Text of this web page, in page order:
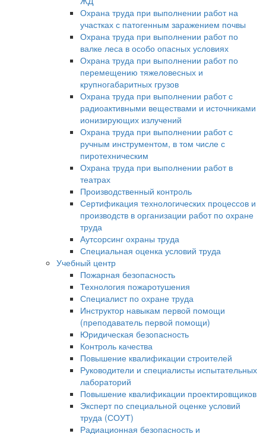
Охрана труда при выполнении работ на
участках с патогенным заражением почвы
Охрана труда при выполнении работ по
валке леса в особо опасных условиях
Охрана труда при выполнении работ по
перемещению тяжеловесных и
крупногабаритных грузов
Охрана труда при выполнении работ с
радиоактивными веществами и источниками
ионизирующих излучений
Охрана труда при выполнении работ с
ручным инструментом, в том числе с
пиротехническим
Охрана труда при выполнении работ в
театрах
Производственный контроль
Сертификация технологических процессов и
производств в организации работ по охране
труда
Аутсорсинг охраны труда
Специальная оценка условий труда
Учебный центр
Пожарная безопасность
Технология пожаротушения
Специалист по охране труда
Инструктор навыкам первой помощи
(преподаватель первой помощи)
Юридическая безопасность
Контроль качества
Повышение квалификации строителей
Руководители и специалисты испытательных
лабораторий
Повышение квалификации проектировщиков
Эксперт по специальной оценке условий
труда (СОУТ)
Радиационная безопасность и